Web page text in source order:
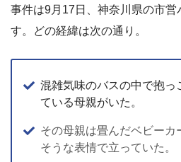
事件は9月17日、神奈川県の市営
す。どの経緯は次の通り。
混雑気味のバスの中で抱っ
ている母親がいた。
その母親は畳んだベビーカ
そうな表情で立っていた。